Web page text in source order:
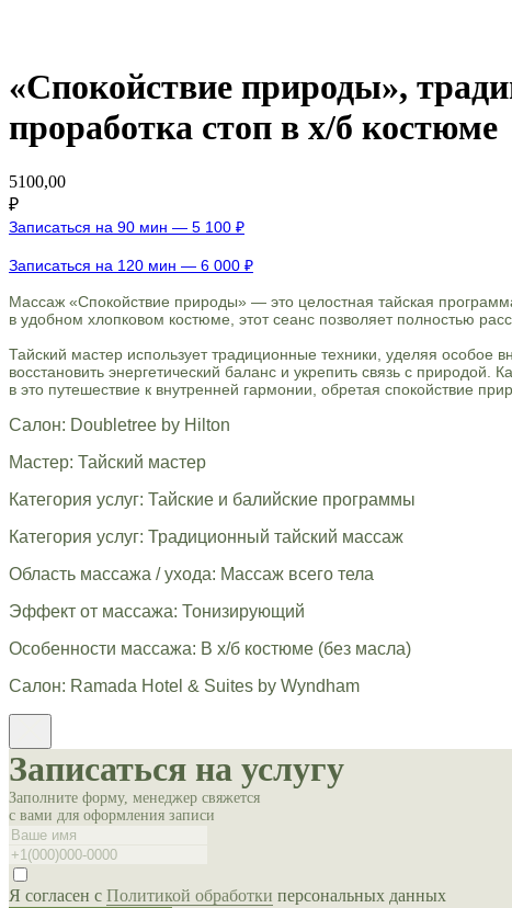
«Спокойствие природы»,
проработка стоп в х/б костюме
5100,00
₽
Записаться на 90 мин — 5 100 ₽
Записаться на 120 мин — 6 000 ₽
Массаж «Спокойствие природы» — это целостная тайская
в удобном хлопковом костюме, этот сеанс позволяет полностью
Тайский мастер использует традиционные техники, уделяя особое
восстановить энергетический баланс и укрепить связь с
в это путешествие к внутренней гармонии, обретая спокойствие
Салон: Doubletree by Hilton
Мастер: Тайский мастер
Категория услуг: Тайские и балийские программы
Категория услуг: Традиционный тайский массаж
Область массажа / ухода: Массаж всего тела
Эффект от массажа: Тонизирующий
Особенности массажа: В х/б костюме (без масла)
Салон: Ramada Hotel & Suites by Wyndham
Записаться на услугу
Заполните форму, менеджер свяжется
с вами для оформления записи
Я согласен с Политикой обработки персональных данных